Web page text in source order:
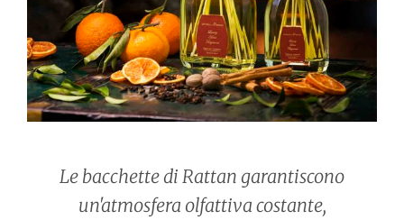
Le bacchette di Rattan garantiscono
un'atmosfera olfattiva costante,